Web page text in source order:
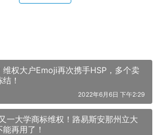
维权大户Emoji再次携手HSP，多个卖
！
2022年6月6日 下午2:29
一大学商标维权！路易斯安那州立大
再用了！